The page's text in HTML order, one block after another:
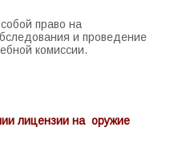
право на
и проведение
комиссии.
лицензии на оружие